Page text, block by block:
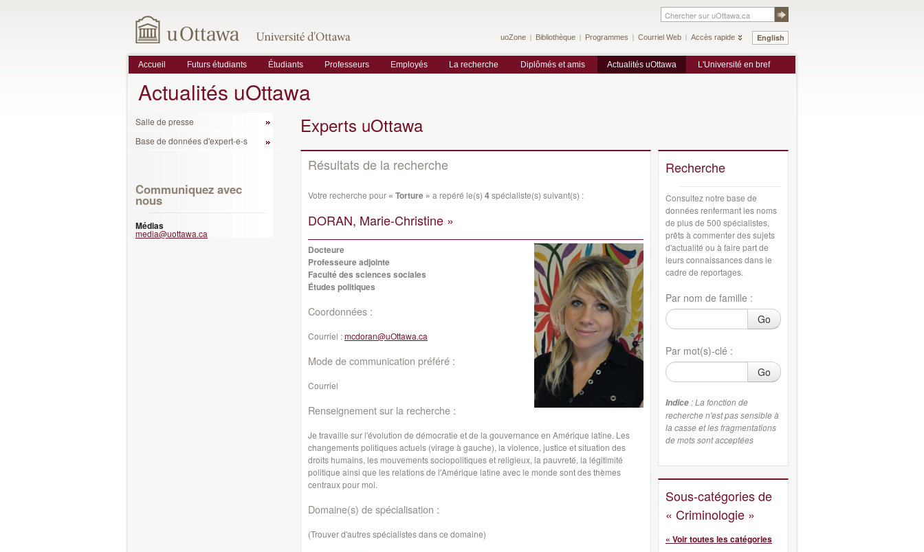
English
uoZone Bibliothèque Programmes Courriel Web Accès rapide
Accueil Futurs étudiants Étudiants Professeurs Employés La recherche Diplômés et amis Actualités uOttawa L'Université en bref
Actualités uOttawa
Salle de presse
Base de données d'expert-e-s
Communiquez avec
nous
Médias
media@uottawa.ca
Experts uOttawa
Résultats de la recherche
Votre recherche pour « Torture » a repéré le(s) 4spécialiste(s) suivant(s) :
DORAN, Marie-Christine »
Docteure
Professeure adjointe
Faculté des sciences sociales
Études politiques
Coordonnées :
Courriel :mcdoran@uOttawa.ca
Mode de communication préféré :
Courriel
Renseignement sur la recherche :
Je travaille sur l'évolution de démocratie et de la gouvernance en Amérique latine. Les
changements politiques actuels (virage à gauche), la violence, justice et situation des
droits humains, les mouvements sociopolitiques et religieux, la pauvreté, la légitimité
politique ainsi que les relations de l'Amérique latine avec le monde sont des thèmes
centraux pour moi.
Domaine(s) de spécialisation :
(Trouver d'autres spécialistes dans ce domaine)
Recherche
Consultez notre base de
données renfermant les noms
de plus de 500 spécialistes,
prêts à commenter des sujets
d'actualité ou à faire part de
leurs connaissances dans le
cadre de reportages.
Par nom de famille :
Go
Par mot(s)-clé :
Go
Indice : La fonction de
recherche n'est pas sensible à
la casse et les fragmentations
de mots sont acceptées
Sous-catégories de
« Criminologie »
« Voir toutes les catégories